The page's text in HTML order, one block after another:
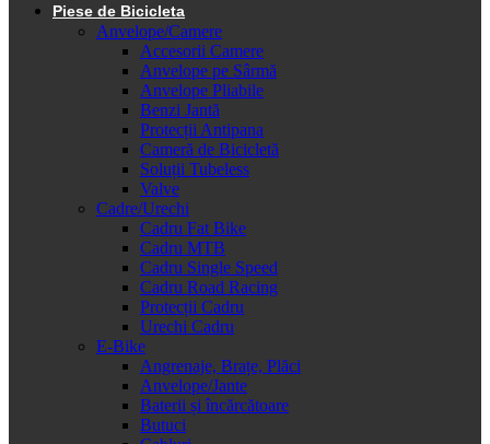
Piese de Bicicleta
Anvelope/Camere
Accesorii Camere
Anvelope pe Sârmă
Anvelope Pliabile
Benzi Jantă
Protecții Antipana
Cameră de Bicicletă
Soluții Tubeless
Valve
Cadre/Urechi
Cadru Fat Bike
Cadru MTB
Cadru Single Speed
Cadru Road Racing
Protecții Cadru
Urechi Cadru
E-Bike
Angrenaje, Brațe, Plăci
Anvelope/Jante
Baterii și încărcătoare
Butuci